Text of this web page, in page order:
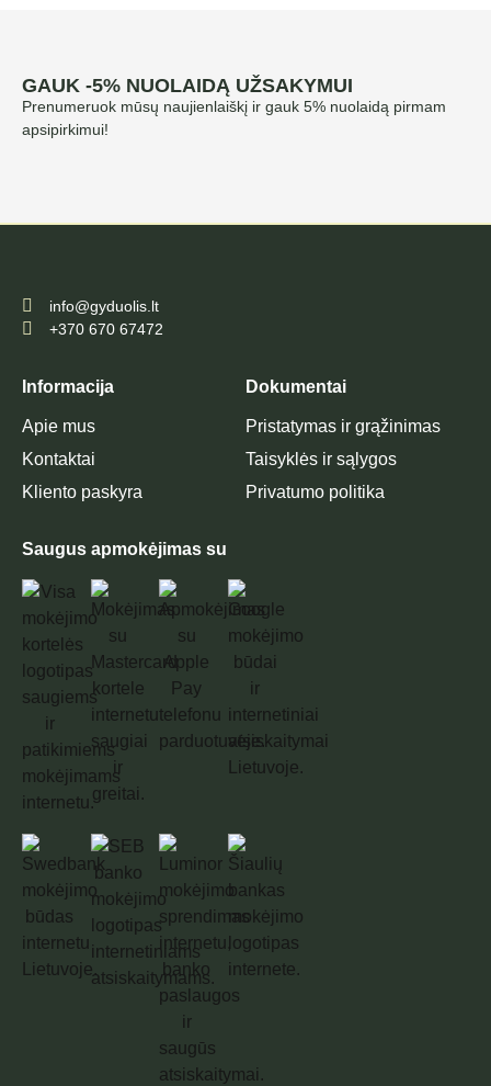
GAUK -5% NUOLAIDĄ UŽSAKYMUI
Prenumeruok mūsų naujienlaiškį ir gauk 5% nuolaidą pirmam
apsipirkimui!
info@gyduolis.lt
+370 670 67472
Informacija
Apie mus
Kontaktai
Kliento paskyra
Dokumentai
Pristatymas ir grąžinimas
Taisyklės ir sąlygos
Privatumo politika
Saugus apmokėjimas su